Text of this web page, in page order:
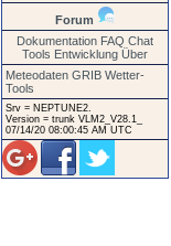
Forum
Dokumentation FAQ Chat
Tools Entwicklung Über
Meteodaten GRIB Wetter-
Tools
Srv = NEPTUNE2.
Version = trunk VLM2_V28.1_
07/14/20 08:00:45 AM UTC